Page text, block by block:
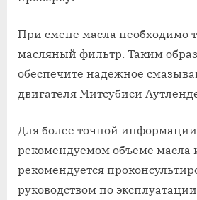
При смене масла необходимо
масляный фильтр. Таким
обеспечите надежное
двигателя Митсубиси
Для более точной
рекомендуемом объеме масла
рекомендуется
руководством по